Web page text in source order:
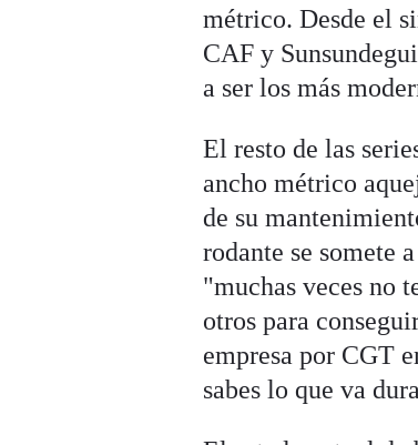
métrico. Desde el
CAF y
a ser los más
El resto de las
ancho métrico
de su
rodante se somete
"muchas veces no
otros para
empresa por CGT
sabes lo que va